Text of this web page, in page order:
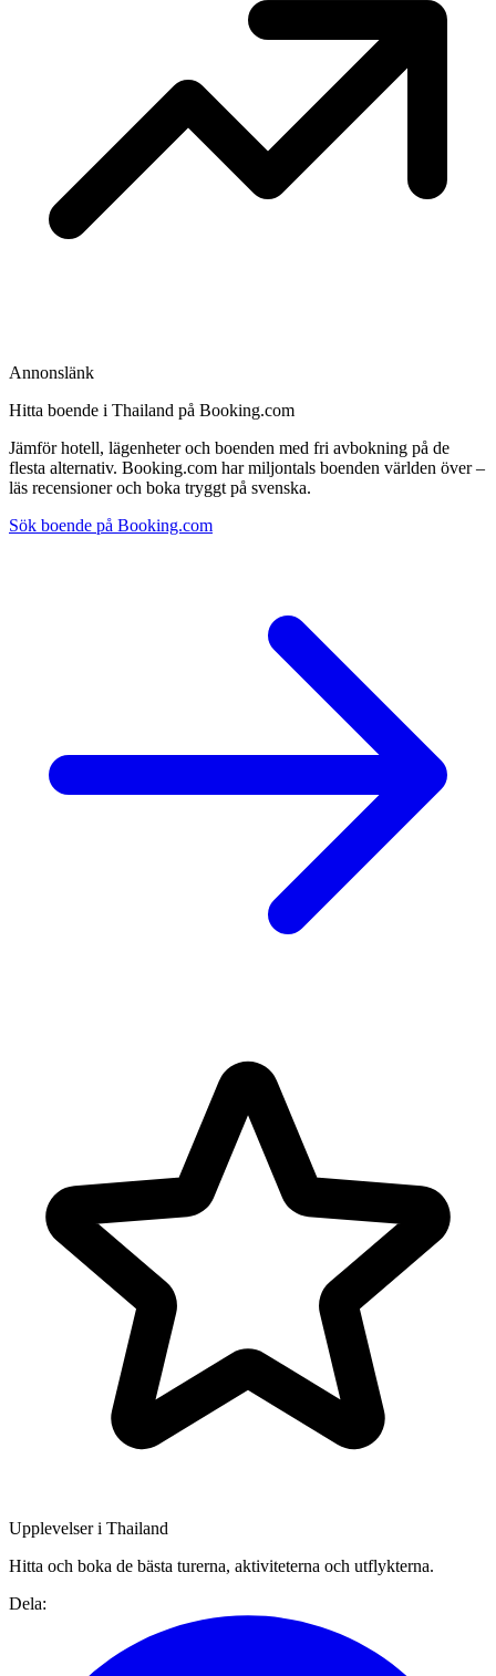
Annonslänk
Hitta boende i Thailand på Booking.com
Jämför hotell, lägenheter och boenden med fri avbokning på de
flesta alternativ. Booking.com har miljontals boenden världen över –
läs recensioner och boka tryggt på svenska.
Sök boende på Booking.com
Upplevelser i Thailand
Hitta och boka de bästa turerna, aktiviteterna och utflykterna.
Dela: